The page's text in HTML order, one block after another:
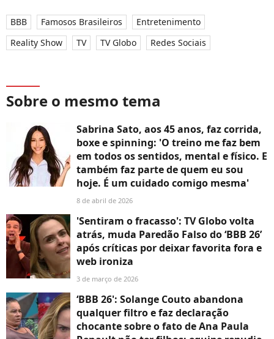
BBB Famosos Brasileiros
Entretenimento
Reality Show
TV TV Globo Redes Sociais
Sobre o mesmo tema
Sabrina Sato, aos 45 anos, faz corrida,
boxe e spinning: 'O treino me faz bem
em todos os sentidos, mental e físico. E
também faz parte de quem eu sou
hoje. É um cuidado comigo mesma'
8 de abril de 2026
'Sentiram o fracasso': TV Globo volta
atrás, muda Paredão Falso do ‘BBB 26’
após críticas por deixar favorita fora e
web ironiza
3 de março de 2026
‘BBB 26': Solange Couto abandona
qualquer filtro e faz declaração
chocante sobre o fato de Ana Paula